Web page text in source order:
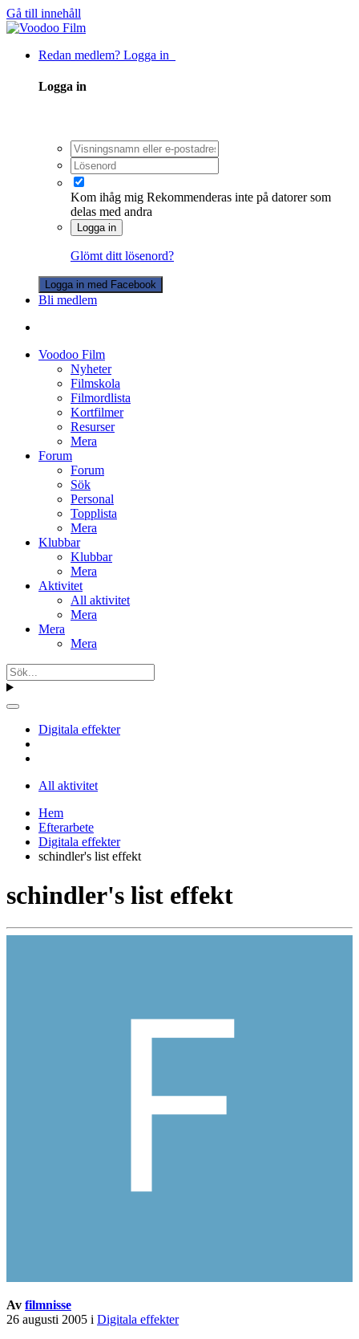
Gå till innehåll
Redan medlem? Logga in
Logga in
Kom ihåg mig Rekommenderas inte på datorer som
delas med andra
Logga in
Glömt ditt lösenord?
Logga in med Facebook
Bli medlem
Voodoo Film
Nyheter
Filmskola
Filmordlista
Kortfilmer
Resurser
Mera
Forum
Forum
Sök
Personal
Topplista
Mera
Klubbar
Klubbar
Mera
Aktivitet
All aktivitet
Mera
Mera
Mera
Digitala effekter
All aktivitet
Hem
Efterarbete
Digitala effekter
schindler's list effekt
schindler's list effekt
Av filmnisse
26 augusti 2005 i Digitala effekter